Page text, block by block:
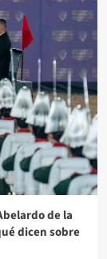
de la
dicen sobre